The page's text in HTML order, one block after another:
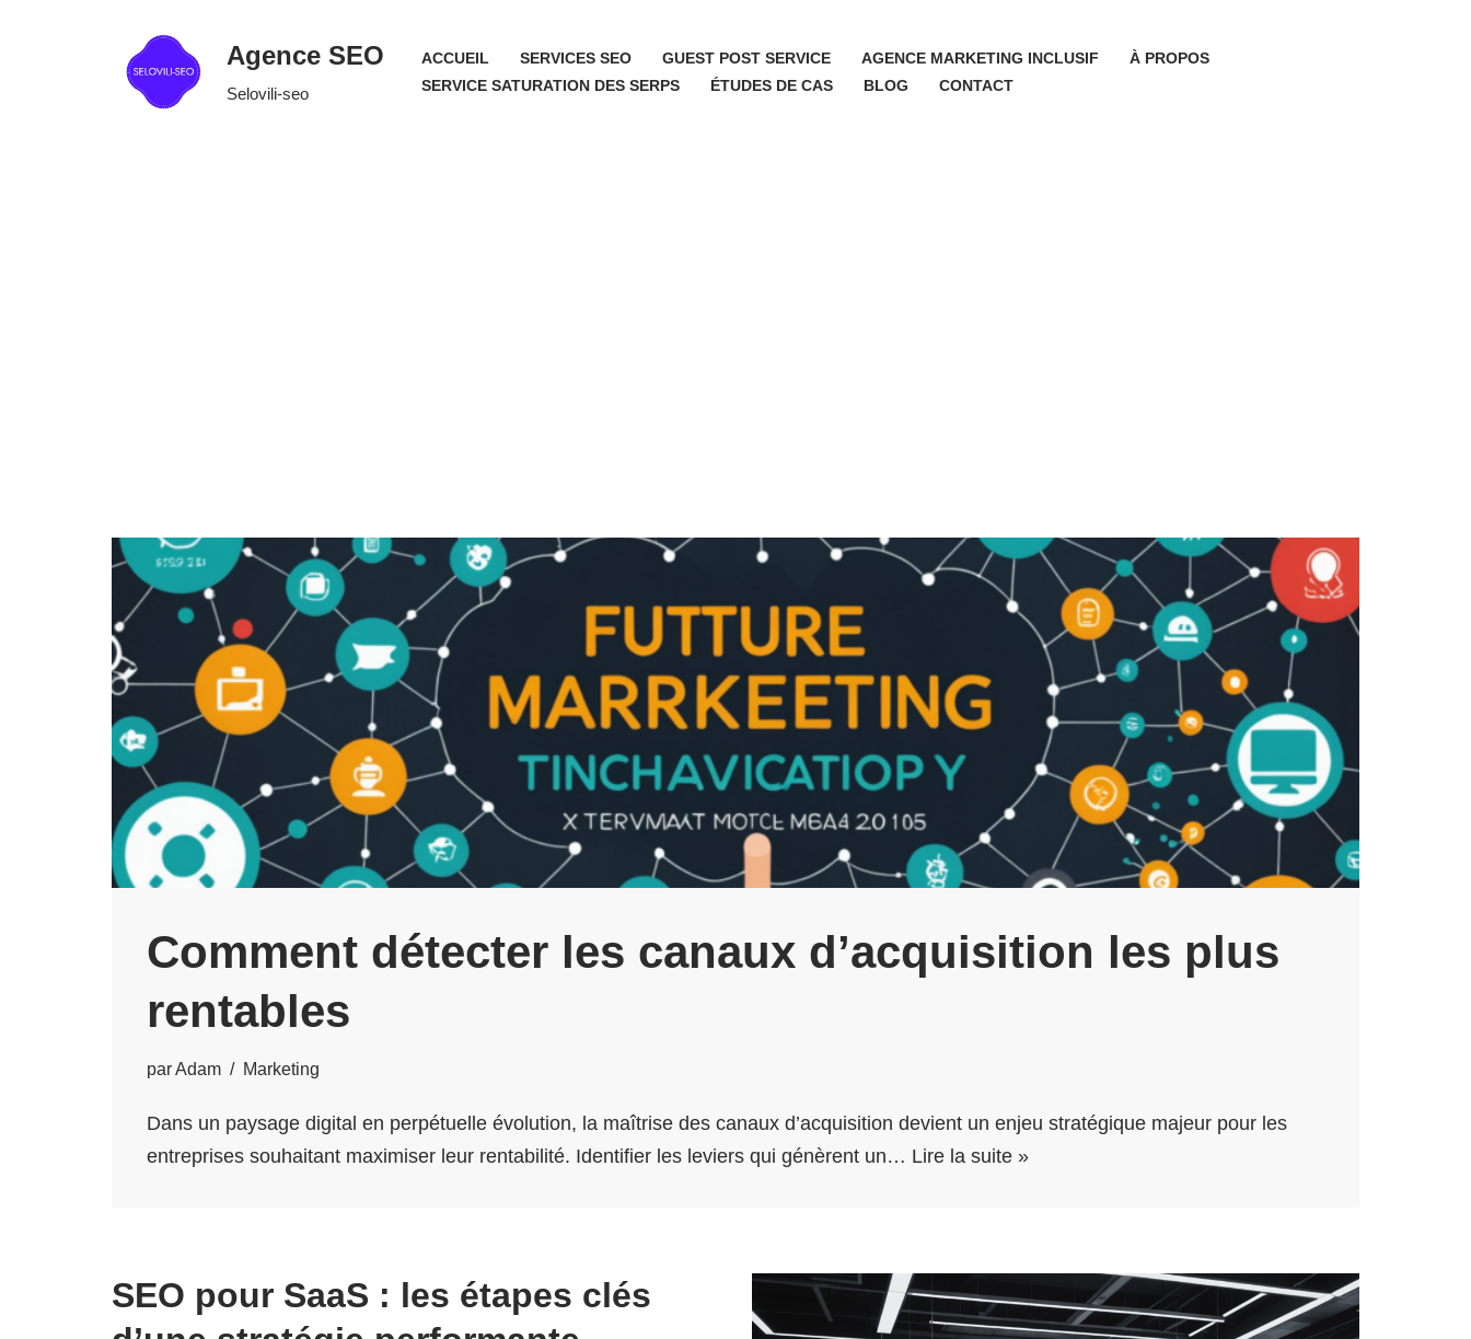
Agence SEO
Selovili-seo
ACCUEIL SERVICES SEO GUEST POST SERVICE AGENCE MARKETING INCLUSIF
À PROPOS
SERVICE SATURATION DES SERPS
ÉTUDES DE CAS BLOG CONTACT
Comment détecter les canaux d’acquisition les plus
rentables
parAdam Marketing
Dans un paysage digital en perpétuelle évolution, la maîtrise des canaux d’acquisition devient un enjeu stratégique majeur pour les
entreprises souhaitant maximiser leur rentabilité. Identifier les leviers qui génèrent un… Lire la suite »
SEO pour SaaS : les étapes clés